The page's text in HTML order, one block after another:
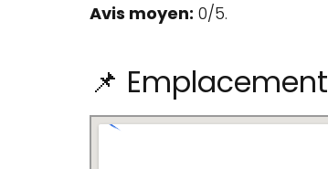
Avis moyen: 0/5.
📌